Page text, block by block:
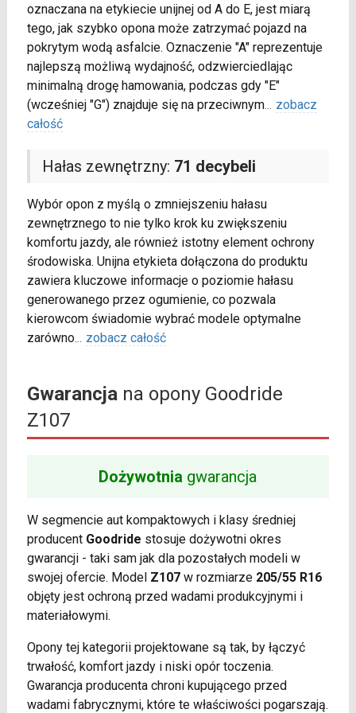
oznaczana na etykiecie unijnej od A do E, jest miarą
tego, jak szybko opona może zatrzymać pojazd na
pokrytym wodą asfalcie. Oznaczenie "A" reprezentuje
najlepszą możliwą wydajność, odzwierciedlając
minimalną drogę hamowania, podczas gdy "E"
(wcześniej "G") znajduje się na przeciwnym... zobacz
całość
Hałas zewnętrzny: 71 decybeli
Wybór opon z myślą o zmniejszeniu hałasu
zewnętrznego to nie tylko krok ku zwiększeniu
komfortu jazdy, ale również istotny element ochrony
środowiska. Unijna etykieta dołączona do produktu
zawiera kluczowe informacje o poziomie hałasu
generowanego przez ogumienie, co pozwala
kierowcom świadomie wybrać modele optymalne
zarówno... zobacz całość
Gwarancjana opony Goodride
Z107
Dożywotnia gwarancja
W segmencie aut kompaktowych i klasy średniej
producent Goodride stosuje dożywotni okres
gwarancji - taki sam jak dla pozostałych modeli w
swojej ofercie. Model Z107w rozmiarze 205/55 R16
objęty jest ochroną przed wadami produkcyjnymi i
materiałowymi.
Opony tej kategorii projektowane są tak, by łączyć
trwałość, komfort jazdy i niski opór toczenia.
Gwarancja producenta chroni kupującego przed
wadami fabrycznymi, które te właściwości pogarszają.